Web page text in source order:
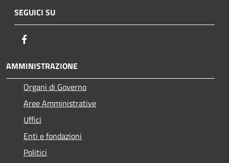
SEGUICI SU
AMMINISTRAZIONE
Organi di Governo
Aree Amministrative
Uffici
Enti e fondazioni
Politici